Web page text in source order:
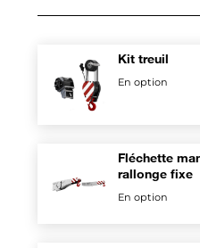
Kit treuil
En option
Fléchette
rallonge fixe
En option